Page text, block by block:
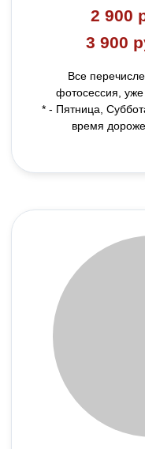
Все
фотосессия, уже
* - Пятница,
время
2 900
3 900